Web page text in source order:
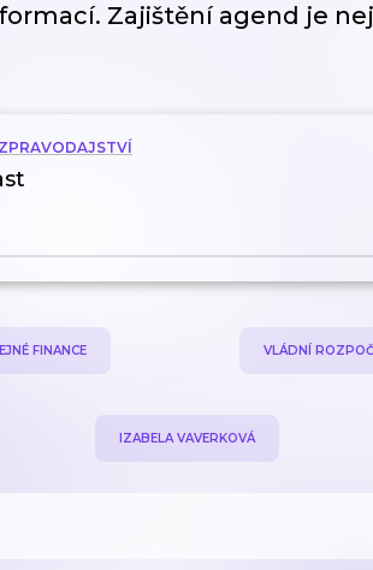
Zajištění agend je
FINANCE VLÁDNÍ
IZABELA VAVERKOVÁ